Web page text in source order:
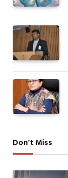
Don't Miss